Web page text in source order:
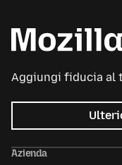
Aggiungi fiducia al
Azienda